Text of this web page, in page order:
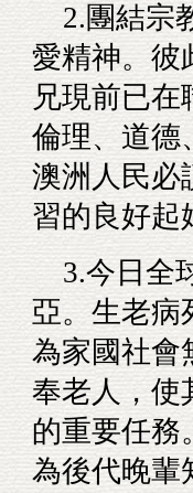
2.團結宗
愛精神。彼
兄現前已
倫理、道德
澳洲人民必
習的良好起
3.今日全
亞。生老病
為家國社會
奉老人，使
的重要任務
為後代晚輩